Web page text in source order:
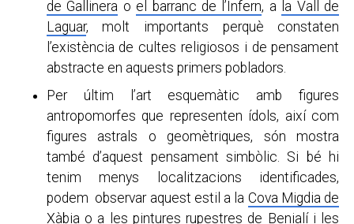
de Gallinera o el barranc de l’Infern, a la Vall de
Laguar, molt importants perquè constaten
l’existència de cultes religiosos i de pensament
abstracte en aquests primers pobladors.
Per últim l’art esquemàtic amb figures
antropomorfes que representen ídols, així com
figures astrals o geomètriques, són mostra
també d’aquest pensament simbòlic. Si bé hi
tenim menys localitzacions identificades,
podem observar aquest estil a la Cova Migdia de
Xàbia o a les pintures rupestres de Benialíi les